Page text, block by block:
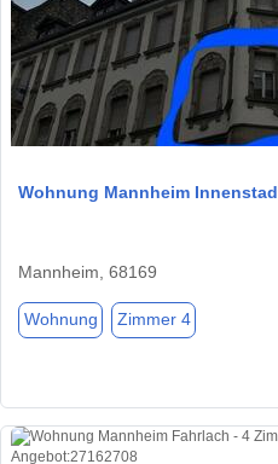
Wohnung Mannheim
Mannheim, 68169
Wohnung Zimmer 4